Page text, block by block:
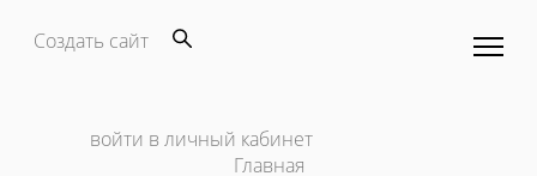
Создать сайт
войти в личный кабинет
Главная